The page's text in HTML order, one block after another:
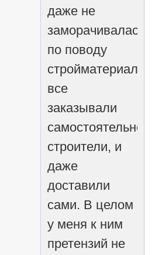
даже не
заморачивалась
по поводу
стройматериалов,
все
заказывали
самостоятельно
строители, и
даже
доставили
сами. В целом
у меня к ним
претензий не